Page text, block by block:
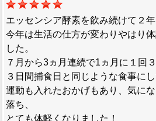
エッセンシア酵素を飲み続けて２年
今年は生活の仕方が変わりやはり
した。
７月から3ヵ月連続で1ヵ月に１回
３日間捕食日と同じような食事にし
運動も入れたおかげもあり、気に
落ち、
とても体軽くなりました！